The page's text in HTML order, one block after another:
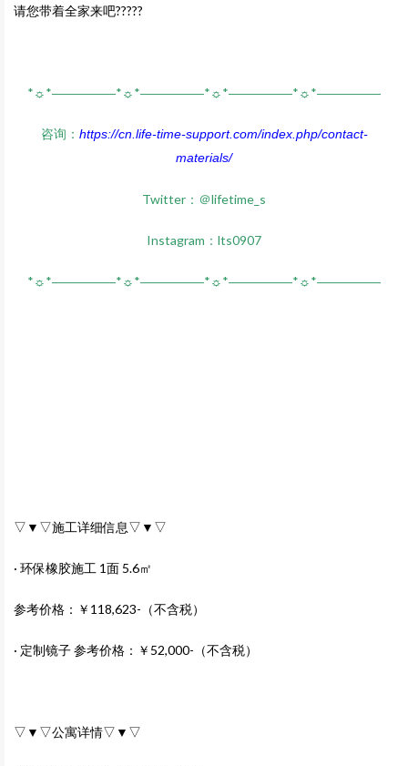
请您带着全家来吧?‍?‍?‍??
*☼*―――――*☼*―――――*☼*―――――*☼*―――――
咨询： https://cn.life-time-support.com/index.php/contact-
materials/
Twitter：＠lifetime_s
Instagram：lts0907
*☼*―――――*☼*―――――*☼*―――――*☼*―――――
▽▼▽施工详细信息▽▼▽
· 环保橡胶施工 1面 5.6㎡
参考价格：￥118,623-（不含税）
· 定制镜子 参考价格：￥52,000-（不含税）
▽▼▽公寓详情▽▼▽